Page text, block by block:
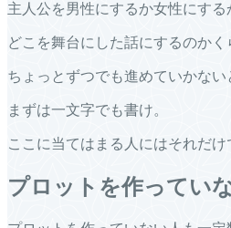
主人公を男性にするか女性にする
どこを舞台にした話にするのかく
ちょっとずつでも進めていかない
まずは一文字でも書け。
ここに当てはまる人にはそれだけ
プロットを作ってい